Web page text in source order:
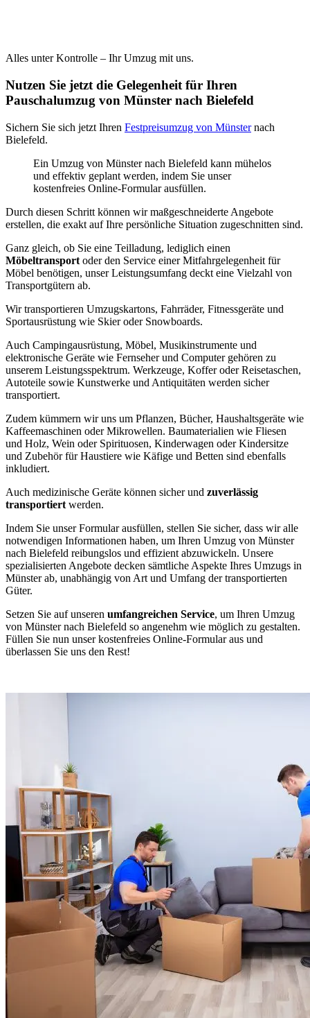
Alles unter Kontrolle – Ihr Umzug mit uns.
Nutzen Sie jetzt die Gelegenheit für Ihren
Pauschalumzug von Münster nach Bielefeld
Sichern Sie sich jetzt Ihren Festpreisumzug von Münsternach
Bielefeld.
Ein Umzug von Münster nach Bielefeld kann mühelos
und effektiv geplant werden, indem Sie unser
kostenfreies Online-Formular ausfüllen.
Durch diesen Schritt können wir maßgeschneiderte Angebote
erstellen, die exakt auf Ihre persönliche Situation zugeschnitten sind.
Ganz gleich, ob Sie eine Teilladung, lediglich einen
Möbeltransport oder den Service einer Mitfahrgelegenheit für
Möbel benötigen, unser Leistungsumfang deckt eine Vielzahl von
Transportgütern ab.
Wir transportieren Umzugskartons, Fahrräder, Fitnessgeräte und
Sportausrüstung wie Skier oder Snowboards.
Auch Campingausrüstung, Möbel, Musikinstrumente und
elektronische Geräte wie Fernseher und Computer gehören zu
unserem Leistungsspektrum. Werkzeuge, Koffer oder Reisetaschen,
Autoteile sowie Kunstwerke und Antiquitäten werden sicher
transportiert.
Zudem kümmern wir uns um Pflanzen, Bücher, Haushaltsgeräte wie
Kaffeemaschinen oder Mikrowellen. Baumaterialien wie Fliesen
und Holz, Wein oder Spirituosen, Kinderwagen oder Kindersitze
und Zubehör für Haustiere wie Käfige und Betten sind ebenfalls
inkludiert.
Auch medizinische Geräte können sicher und zuverlässig
transportiert werden.
Indem Sie unser Formular ausfüllen, stellen Sie sicher, dass wir alle
notwendigen Informationen haben, um Ihren Umzug von Münster
nach Bielefeld reibungslos und effizient abzuwickeln. Unsere
spezialisierten Angebote decken sämtliche Aspekte Ihres Umzugs in
Münster ab, unabhängig von Art und Umfang der transportierten
Güter.
Setzen Sie auf unseren umfangreichen Service, um Ihren Umzug
von Münster nach Bielefeld so angenehm wie möglich zu gestalten.
Füllen Sie nun unser kostenfreies Online-Formular aus und
überlassen Sie uns den Rest!